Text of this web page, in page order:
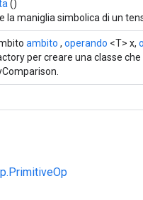
()
la maniglia simbolica di un
ambito , operando <T> x,
per creare una classe